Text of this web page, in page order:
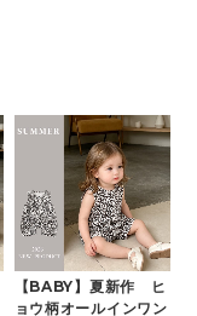
【BABY】夏新作 ヒ
ョウ柄オールインワン